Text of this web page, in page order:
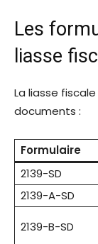
Les
liasse
La liasse
documents :
Formulaire
2139-SD
2139-A-SD
2139-B-SD